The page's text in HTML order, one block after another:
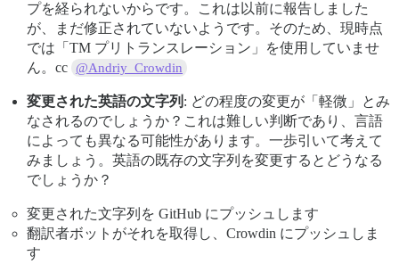
プを経られないからです。これは以前に報告しました
が、まだ修正されていないようです。そのため、現時点
では「TM プリトランスレーション」を使用していませ
ん。cc @Andriy_Crowdin
変更された英語の文字列 : どの程度の変更が「軽微」とみ
なされるのでしょうか？これは難しい判断であり、言語
によっても異なる可能性があります。一歩引いて考えて
みましょう。英語の既存の文字列を変更するとどうなる
でしょうか？
変更された文字列を GitHub にプッシュします
翻訳者ボットがそれを取得し、Crowdin にプッシュしま
す